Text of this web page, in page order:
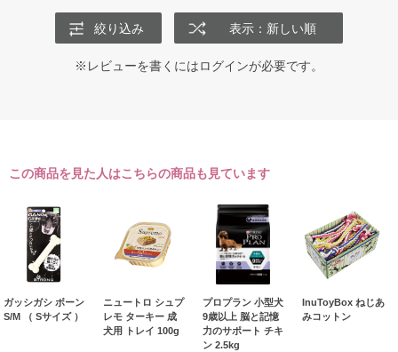
絞り込み 表示：新しい順
※レビューを書くにはログインが必要です。
この商品を見た人はこちらの商品も見ています
ガッシガシ ボーン
S/M （ Sサイズ ）
ニュートロ シュプ
レモ ターキー 成
犬用 トレイ 100g
プロプラン 小型犬
9歳以上 脳と記憶
力のサポート チキ
ン 2.5kg
InuToyBox ねじあ
みコットン